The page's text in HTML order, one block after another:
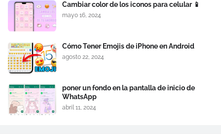
Cambiar color de los iconos para celular 📱
mayo 16, 2024
Cómo Tener Emojis de iPhone en Android
agosto 22, 2024
poner un fondo en la pantalla de inicio de
WhatsApp
abril 11, 2024